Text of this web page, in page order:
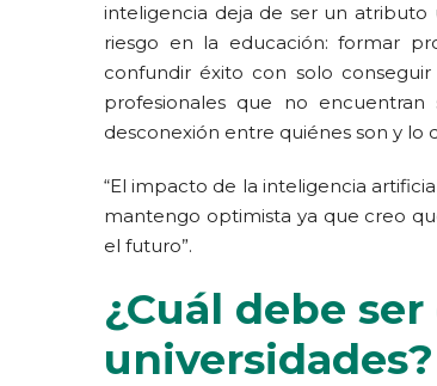
inteligencia deja de ser un atributo
riesgo en la educación: formar
confundir éxito con solo
profesionales que no
desconexión entre quiénes son y lo
“El impacto de la inteligencia
mantengo optimista ya que creo
el futuro”.
¿Cuál debe
universidades?